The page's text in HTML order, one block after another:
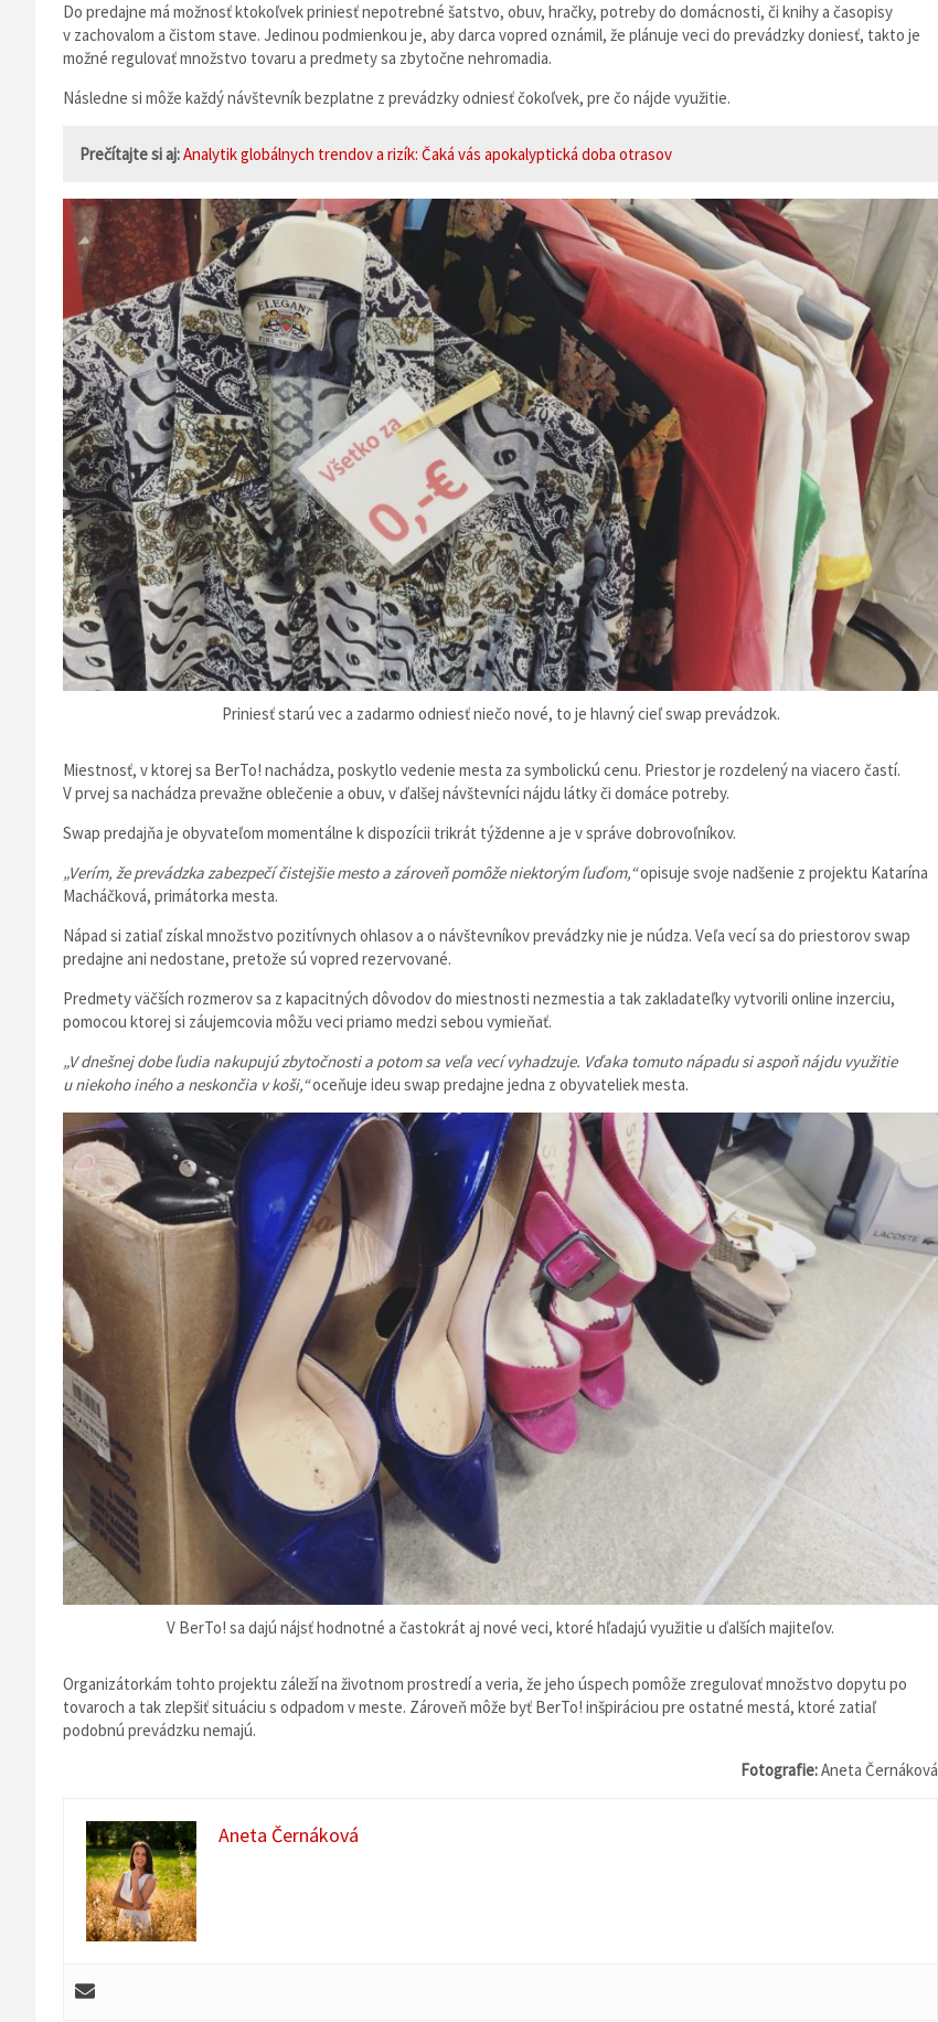
Do predajne má možnosť ktokoľvek priniesť nepotrebné šatstvo, obuv, hračky, potreby do domácnosti, či knihy a časopisy
v zachovalom a čistom stave. Jedinou podmienkou je, aby darca vopred oznámil, že plánuje veci do prevádzky doniesť, takto je
možné regulovať množstvo tovaru a predmety sa zbytočne nehromadia.
Následne si môže každý návštevník bezplatne z prevádzky odniesť čokoľvek, pre čo nájde využitie.
Prečítajte si aj:Analytik globálnych trendov a rizík: Čaká vás apokalyptická doba otrasov
Priniesť starú vec a zadarmo odniesť niečo nové, to je hlavný cieľ swap prevádzok.
Miestnosť, v ktorej sa BerTo! nachádza, poskytlo vedenie mesta za symbolickú cenu. Priestor je rozdelený na viacero častí.
V prvej sa nachádza prevažne oblečenie a obuv, v ďalšej návštevníci nájdu látky či domáce potreby.
Swap predajňa je obyvateľom momentálne k dispozícii trikrát týždenne a je v správe dobrovoľníkov.
„Verím, že prevádzka zabezpečí čistejšie mesto a zároveň pomôže niektorým ľuďom,“opisuje svoje nadšenie z projektu Katarína
Macháčková, primátorka mesta.
Nápad si zatiaľ získal množstvo pozitívnych ohlasov a o návštevníkov prevádzky nie je núdza. Veľa vecí sa do priestorov swap
predajne ani nedostane, pretože sú vopred rezervované.
Predmety väčších rozmerov sa z kapacitných dôvodov do miestnosti nezmestia a tak zakladateľky vytvorili online inzerciu,
pomocou ktorej si záujemcovia môžu veci priamo medzi sebou vymieňať.
„V dnešnej dobe ľudia nakupujú zbytočnosti a potom sa veľa vecí vyhadzuje. Vďaka tomuto nápadu si aspoň nájdu využitie
u niekoho iného a neskončia v koši,“oceňuje ideu swap predajne jedna z obyvateliek mesta.
V BerTo! sa dajú nájsť hodnotné a častokrát aj nové veci, ktoré hľadajú využitie u ďalších majiteľov.
Organizátorkám tohto projektu záleží na životnom prostredí a veria, že jeho úspech pomôže zregulovať množstvo dopytu po
tovaroch a tak zlepšiť situáciu s odpadom v meste. Zároveň môže byť BerTo! inšpiráciou pre ostatné mestá, ktoré zatiaľ
podobnú prevádzku nemajú.
Fotografie:Aneta Černáková
Aneta Černáková